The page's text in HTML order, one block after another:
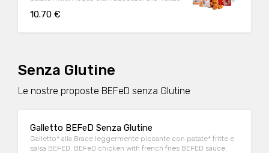
10.70 €
Senza Glutine
Le nostre proposte BEFeD senza Glutine
Galletto BEFeD Senza Glutine
Galletto* alla Brace leggermente piccante con patate* fritte e
salsa BEFED. BEFeD chicken with french fries BEFED sauce.